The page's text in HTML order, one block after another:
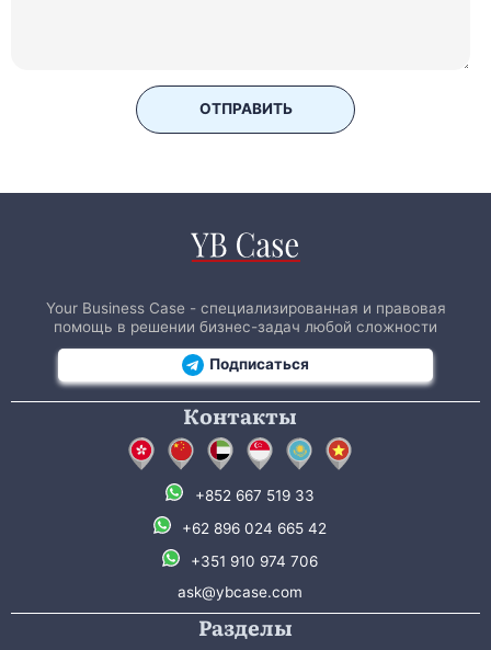
ОТПРАВИТЬ
Your Business Case - специализированная и правовая
помощь в решении бизнес-задач любой сложности
Подписаться
Контакты
+852 667 519 33
+62 896 024 665 42
+351 910 974 706
ask@ybcase.com
Разделы